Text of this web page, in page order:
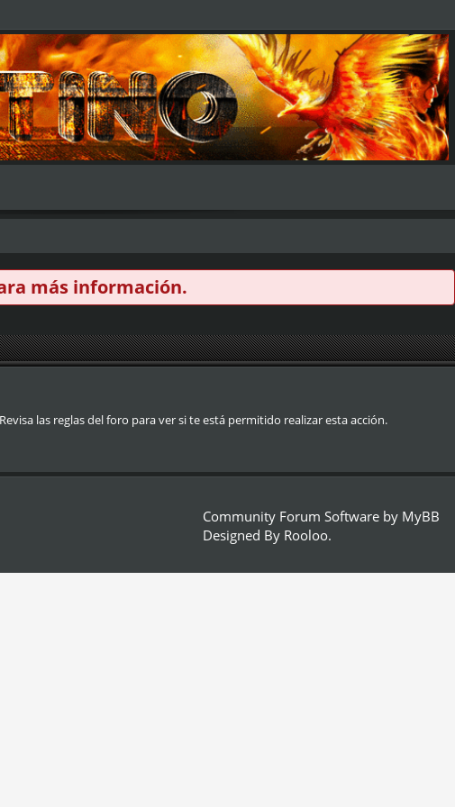
más información.
las reglas del foro para ver si te está permitido realizar esta acción.
Community Forum Software by MyBB
Designed By Rooloo.